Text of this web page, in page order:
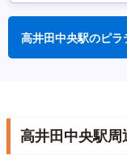
高井田中央駅のピ
高井田中央駅